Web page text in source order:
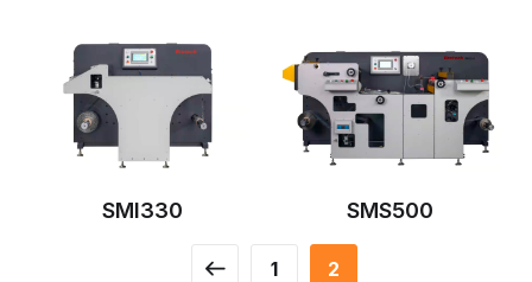
SMI330 SMS500
1 2